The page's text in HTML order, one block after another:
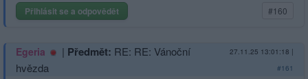
Přihlásit se a odpovědět #160
Egeria | Předmět: RE: RE: Vánoční
hvězda
27.11.25 13:01:18 |
#161